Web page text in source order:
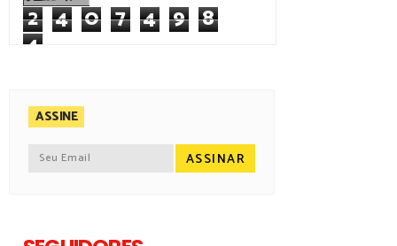
2 4 0 7 4 9 8
4
ASSINE